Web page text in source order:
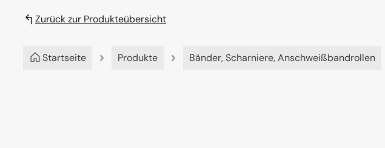
Zurück zur Produkteübersicht
Startseite Produkte Bänder, Scharniere, Anschweißbandrollen